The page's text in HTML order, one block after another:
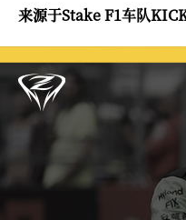
来源于Stake F1车队